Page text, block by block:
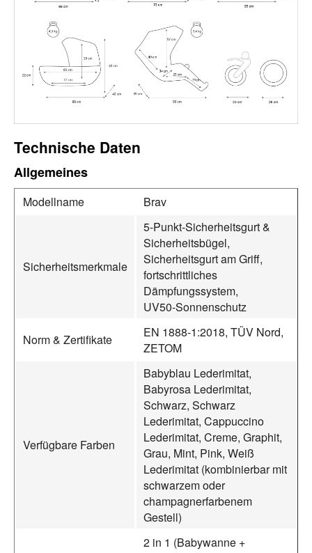
Technische Daten
Allgemeines
Modellname Brav
Sicherheitsmerkmale
5‑Punkt‑Sicherheitsgurt &
Sicherheitsbügel,
Sicherheitsgurt am Griff,
fortschrittliches
Dämpfungssystem,
UV50‑Sonnenschutz
Norm & Zertifikate
EN 1888‑1:2018, TÜV Nord,
ZETOM
Verfügbare Farben
Babyblau Lederimitat,
Babyrosa Lederimitat,
Schwarz, Schwarz
Lederimitat, Cappuccino
Lederimitat, Creme, Graphit,
Grau, Mint, Pink, Weiß
Lederimitat (kombinierbar mit
schwarzem oder
champagnerfarbenem
Gestell)
2 in 1 (Babywanne +